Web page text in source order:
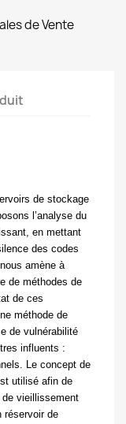
de Vente
de stockage
l’analyse du
en mettant
des codes
amène à
de méthodes de
de ces
méthode de
de vulnérabilité
influents :
Le concept de
utilisé afin de
de vieillissement
réservoir de